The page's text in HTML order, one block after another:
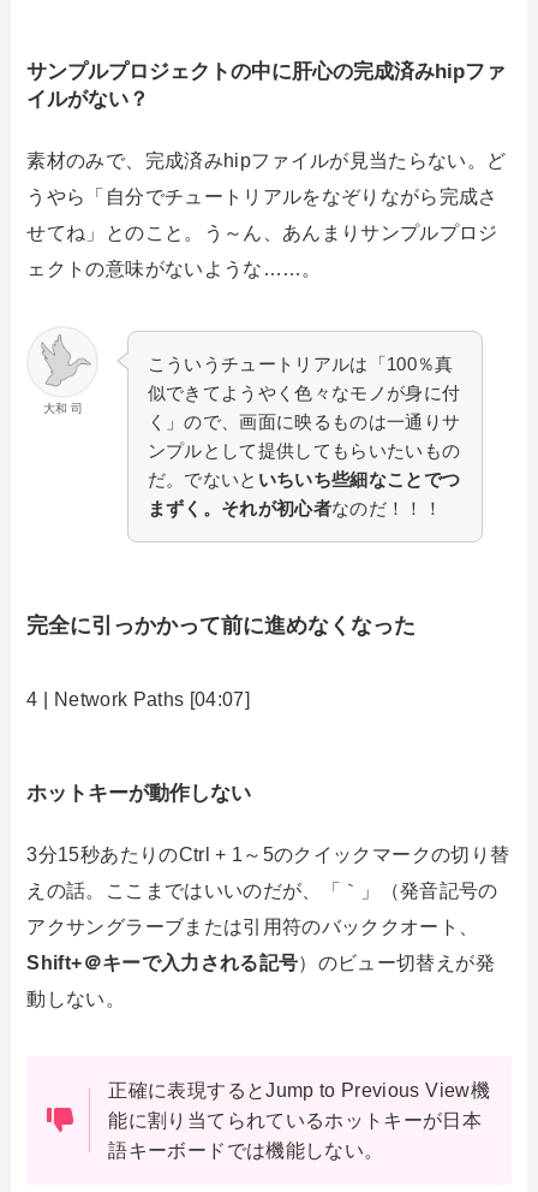
サンプルプロジェクトの中に肝心の完成済みhipファ
イルがない？
素材のみで、完成済みhipファイルが見当たらない。ど
うやら「自分でチュートリアルをなぞりながら完成さ
せてね」とのこと。う～ん、あんまりサンプルプロジ
ェクトの意味がないような……。
大和 司
こういうチュートリアルは「100％真
似できてようやく色々なモノが身に付
く」ので、画面に映るものは一通りサ
ンプルとして提供してもらいたいもの
だ。でないと いちいち些細なことでつ
まずく。それが初心者なのだ！！！
完全に引っかかって前に進めなくなった
4 | Network Paths [04:07]
ホットキーが動作しない
3分15秒あたりのCtrl + 1～5のクイックマークの切り替
えの話。ここまではいいのだが、「｀」（発音記号の
アクサングラーブまたは引用符のバッククオート、
Shift+＠キーで入力される記号）のビュー切替えが発
動しない。
正確に表現するとJump to Previous View機
能に割り当てられているホットキーが日本
語キーボードでは機能しない。